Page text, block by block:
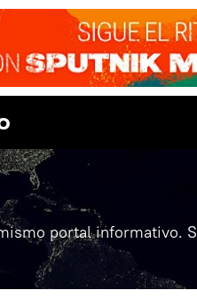
portal informativo.